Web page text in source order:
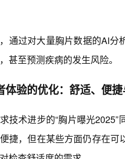
通过对大量胸片数据的AI分
甚至预测疾病的发生风险。
体验的优化：舒适、便
技术进步的“胸片曝光
捷，但在某些方面仍存在